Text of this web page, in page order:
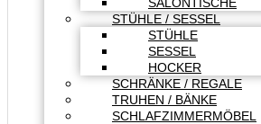
STÜHLE / SESSEL
STÜHLE
SESSEL
HOCKER
SCHRÄNKE / REGALE
TRUHEN / BÄNKE
SCHLAFZIMMERMÖBEL